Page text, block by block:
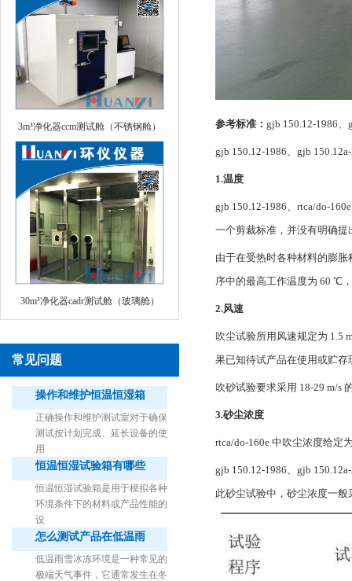
3m³净化器ccm测试舱（不锈钢舱）
30m³净化器cadr测试舱（玻璃舱）
常见问题
操作和维护恒温恒湿箱
正确操作和维护测试室对于确保
测试按计划完成、延长设备的使
用
恒温恒湿试验箱有哪些
恒温恒湿试验箱是用于模拟各种
环境条件下的材料或产品性能的
设
怎么测试产品在低温雨
低温雨雪冰冻环境是一种常见的
极端天气事件，它通常发生在冬
参考标准：gjb 150.12-1986、
gjb 150.12-1986、gjb
1.温度
gjb 150.12-1986、rtca/do-
一个剪裁标准，并没有明确提
由于在受热时各种材料的膨
序中的最高工作温度为 60 ℃
2.风速
吹尘试验所用风速规定为 1.5
果已知待试产品在使用或贮
吹砂试验要求采用 18-29 m/s
3.砂尘浓度
rtca/do-160e 中吹尘浓度给定
gjb 150.12-1986、gjb
此砂尘试验中，砂尘浓度一